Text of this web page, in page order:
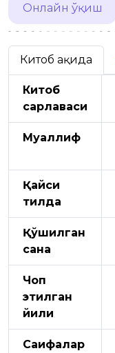
Онлайн ўқиш
Китоб ҳақида
Китоб
сарлавҳаси
Муаллиф
Қайси
тилда
Қўшилган
сана
Чоп
этилган
йили
Саҳифалар